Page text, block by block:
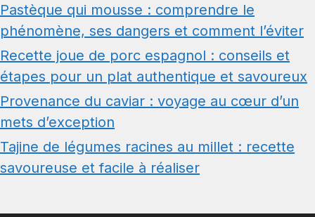
Pastèque qui mousse : comprendre le
phénomène, ses dangers et comment l’éviter
Recette joue de porc espagnol : conseils et
étapes pour un plat authentique et savoureux
Provenance du caviar : voyage au cœur d’un
mets d’exception
Tajine de légumes racines au millet : recette
savoureuse et facile à réaliser